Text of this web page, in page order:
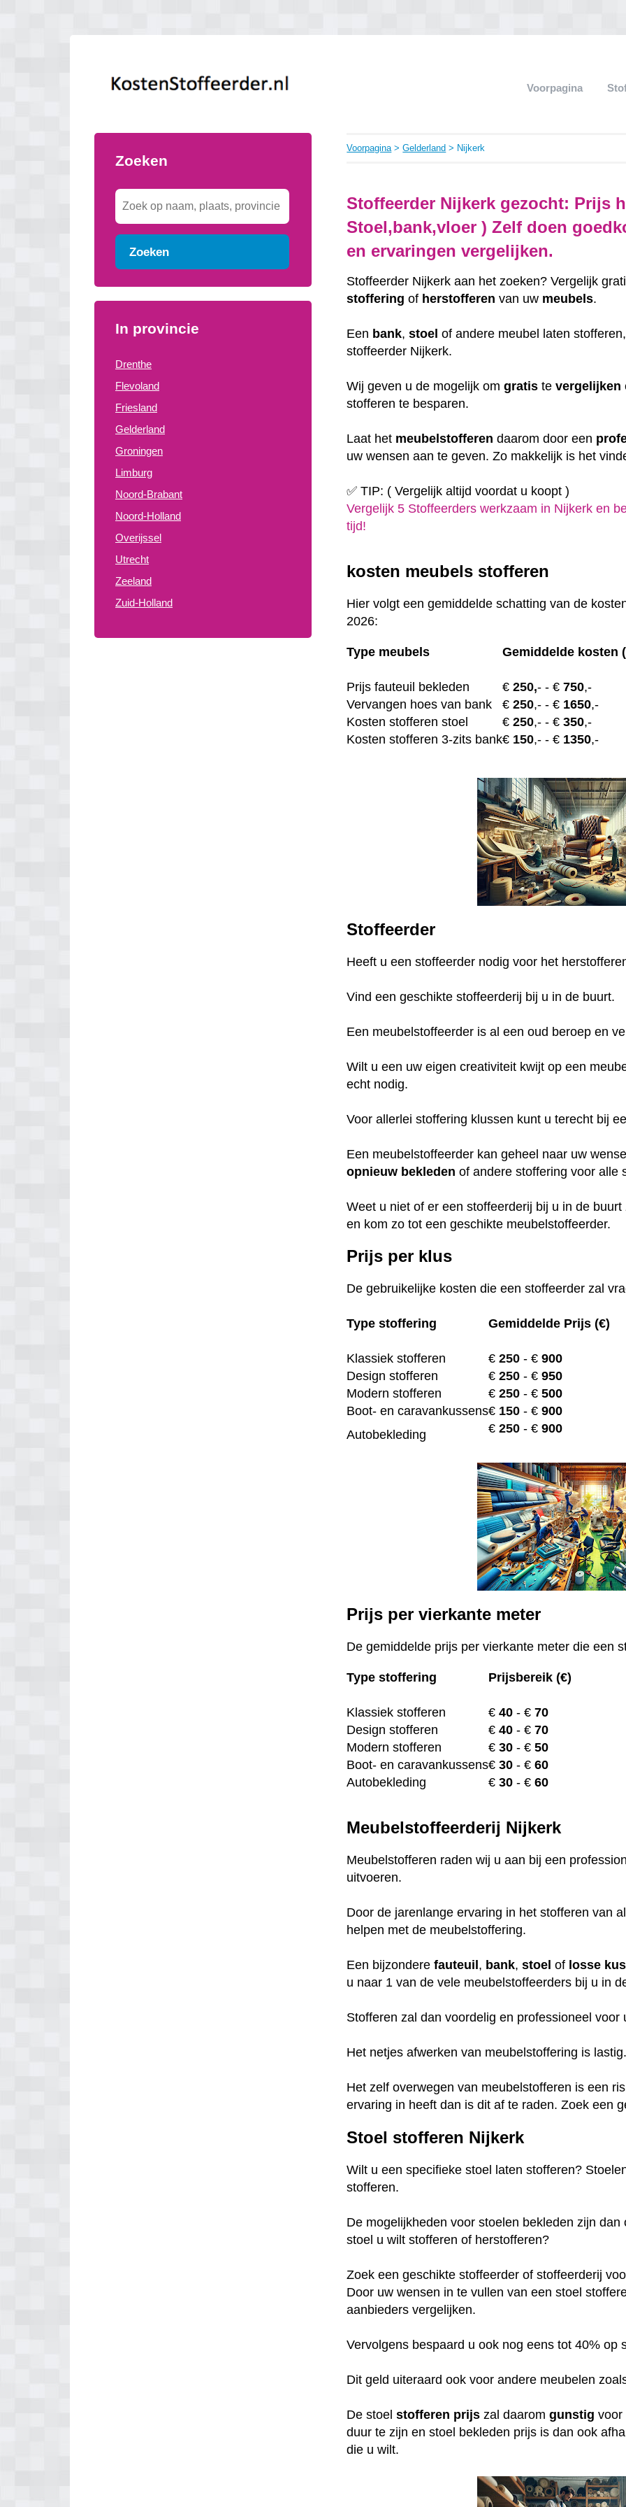
Voorpagina
Zoeken
Zoeken
In provincie
Drenthe
Flevoland
Friesland
Gelderland
Groningen
Limburg
Noord-Brabant
Noord-Holland
Overijssel
Utrecht
Zeeland
Zuid-Holland
Voorpagina>Gelderland > Nijkerk
Stoffeerder Nijkerk gezocht: Prijs
Stoel,bank,vloer ) Zelf doen
en ervaringen vergelijken.
Stoffeerder Nijkerk aan het zoeken? Vergelijk
stoffering of herstofferen van uw meubels.
Een bank,stoel of andere meubel laten
stoffeerder Nijkerk.
Wij geven u de mogelijk omgratis tevergelijken
stofferen te besparen.
Laat het meubelstofferen daarom door een
uw wensen aan te geven. Zo makkelijk is het
✅ TIP: ( Vergelijk altijd voordat u koopt )
Vergelijk 5 Stoffeerders werkzaam in Nijkerk en
tijd!
kosten meubels stofferen
Hier volgt een gemiddelde schatting van de
2026:
Type meubels Gemiddelde kosten
Prijs fauteuil bekleden €250,- - €750,-
Vervangen hoes van bank
€250,- - € 1650,-
Kosten stofferen stoel
€250,- - €350,-
Kosten stofferen 3-zits bank€ 150,- - € 1350,-
Stoffeerder
Heeft u een stoffeerder nodig voor het
Vind een geschikte stoffeerderij bij u in de buurt.
Een meubelstoffeerder is al een oud beroep en
Wilt u een uw eigen creativiteit kwijt op een
echt nodig.
Voor allerlei stoffering klussen kunt u terecht bij
Een meubelstoffeerder kan geheel naar uw
opnieuw bekleden of andere stoffering voor alle
Weet u niet of er een stoffeerderij bij u in de
en kom zo tot een geschikte meubelstoffeerder.
Prijs per klus
De gebruikelijke kosten die een stoffeerder zal
Type stoffering Gemiddelde Prijs (€)
Klassiek stofferen €250 - €900
Design stofferen
€250 - €950
Modern stofferen
€250 - €500
Boot- en caravankussens€ 150 - €900
Autobekleding
€250 - €900
Prijs per vierkante meter
De gemiddelde prijs per vierkante meter die een
Type stoffering Prijsbereik (€)
Klassiek stofferen €40 - €70
Design stofferen
€40 - €70
Modern stofferen
€30 - €50
Boot- en caravankussens€30 - €60
Autobekleding
€30 - €60
Meubelstoffeerderij Nijkerk
Meubelstofferen raden wij u aan bij een
uitvoeren.
Door de jarenlange ervaring in het stofferen van
helpen met de meubelstoffering.
Een bijzonderefauteuil , bank,stoel of losse
u naar 1 van de vele meubelstoffeerders bij u in
Stofferen zal dan voordelig en professioneel
Het netjes afwerken van meubelstoffering is
Het zelf overwegen van meubelstofferen is een
ervaring in heeft dan is dit af te raden. Zoek een
Stoel stofferen Nijkerk
Wilt u een specifieke stoel laten stofferen?
stofferen.
De mogelijkheden voor stoelen bekleden zijn
stoel u wilt stofferen of herstofferen?
Zoek een geschikte stoffeerder of stoffeerderij
Door uw wensen in te vullen van een stoel
aanbieders vergelijken.
Vervolgens bespaard u ook nog eens tot 40% op
Dit geld uiteraard ook voor andere meubelen
De stoelstofferen prijs zal daaromgunstig voor
duur te zijn en stoel bekleden prijs is dan ook
die u wilt.